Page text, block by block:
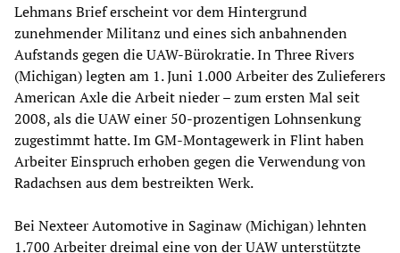
Lehmans Brief erscheint vor dem Hintergrund
zunehmender Militanz und eines sich anbahnenden
Aufstands gegen die UAW-Bürokratie. In Three Rivers
(Michigan) legten am 1. Juni 1.000 Arbeiter des Zulieferers
American Axle die Arbeit nieder – zum ersten Mal seit
2008, als die UAW einer 50-prozentigen Lohnsenkung
zugestimmt hatte. Im GM-Montagewerk in Flint haben
Arbeiter Einspruch erhoben gegen die Verwendung von
Radachsen aus dem bestreikten Werk.
Bei Nexteer Automotive in Saginaw (Michigan) lehnten
1.700 Arbeiter dreimal eine von der UAW unterstützte